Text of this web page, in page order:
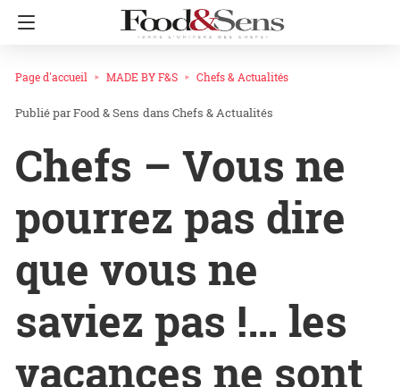
Page d'accueil MADE BY F&S Chefs & Actualités
Food & Sens dans Chefs & Actualités
Chefs – Vous ne
pourrez pas dire
que vous ne
saviez pas !… les
vacances ne sont